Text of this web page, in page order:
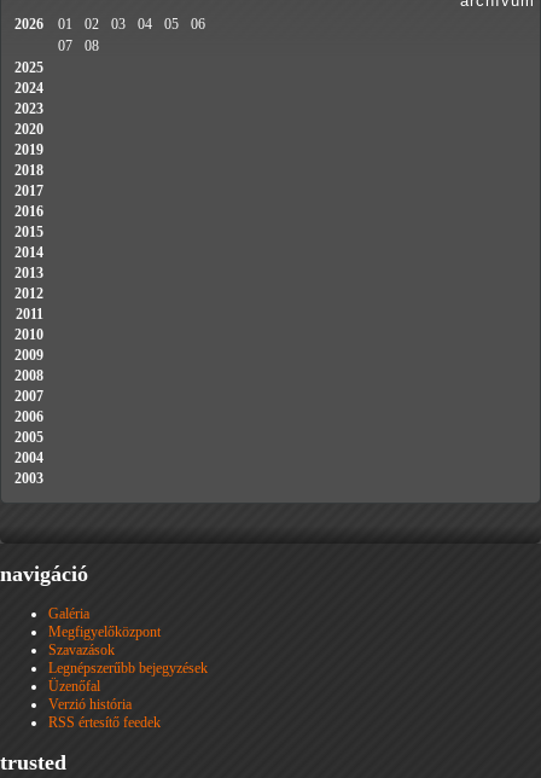
2026 01 02 03 04 05
06
07
08
2025
2024
2023
2020
2019
2018
2017
2016
2015
2014
2013
2012
2011
2010
2009
2008
2007
2006
2005
2004
2003
navigáció
Galéria
Megfigyelőközpont
Szavazások
Legnépszerűbb bejegyzések
Üzenőfal
Verzió história
RSS értesítő feedek
trusted